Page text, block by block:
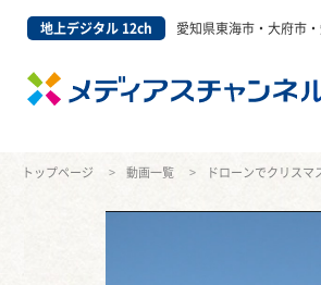
地上デジタル 12ch 愛知県東海市・大府市
トップページ 動画一覧 ドローンでクリスマ